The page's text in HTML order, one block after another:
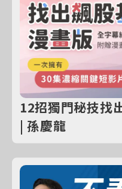
12招獨門秘技找
| 孫慶龍